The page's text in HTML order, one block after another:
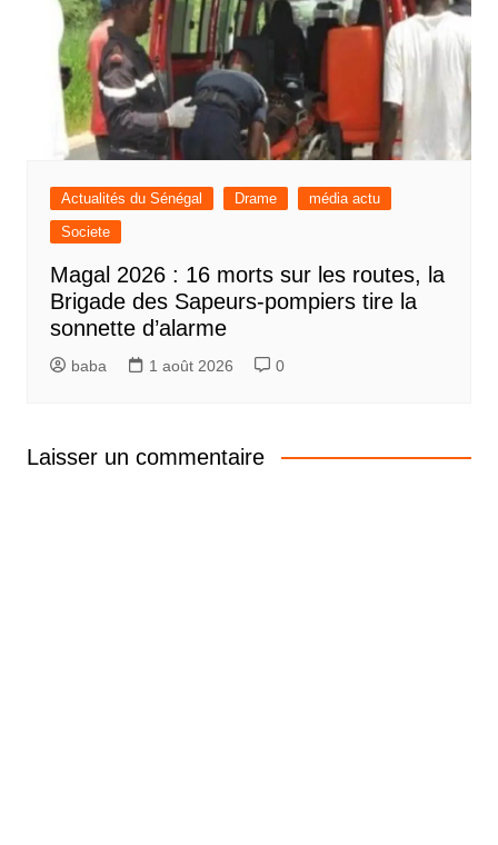
Actualités du Sénégal Drame
média actu
Societe
Magal 2026 : 16 morts sur les routes, la
Brigade des Sapeurs-pompiers tire la
sonnette d’alarme
baba 1 août 2026 0
Laisser un commentaire